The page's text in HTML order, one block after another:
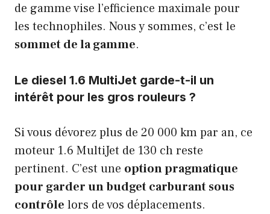
de gamme vise l’efficience maximale pour
les technophiles. Nous y sommes, c’est le
sommet de la gamme.
Le diesel 1.6 MultiJet garde-t-il un
intérêt pour les gros rouleurs ?
Si vous dévorez plus de 20 000 km par an, ce
moteur 1.6 MultiJet de 130 ch reste
pertinent. C’est une option pragmatique
pour garder un budget carburant sous
contrôle lors de vos déplacements.